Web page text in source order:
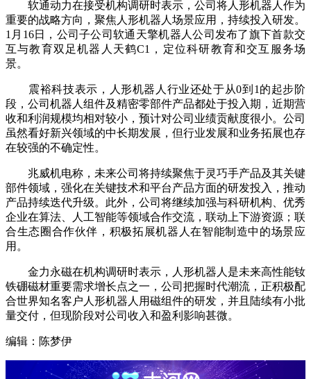
软通动力在接受机构调研时表示，公司将人形机器人作为
重要的战略方向，聚焦人形机器人场景应用，持续投入研发。
1月16日，公司子公司软通天擎机器人公司发布了旗下首款交
互与教育双足机器人天鹤C1，定位科研教育和交互服务场
景。
震裕科技表示，人形机器人行业还处于从0到1的起步阶
段，公司机器人组件及精密零部件产品都处于投入期，近期营
收和利润规模均相对较小，预计对公司业绩贡献度很小。公司
虽然看好新兴领域的中长期发展，但行业发展和业务拓展也存
在较强的不确定性。
兆威机电称，未来公司将持续聚焦于灵巧手产品及其关键
部件领域，强化在关键技术和平台产品方面的研发投入，推动
产品持续迭代升级。此外，公司将继续加强与科研机构、优秀
企业在算法、人工智能等领域合作交流，联动上下游资源；联
合生态圈合作伙伴，积极拓展机器人在智能制造中的场景应
用。
金力永磁在机构调研时表示，人形机器人是未来高性能钕
铁硼磁材重要需求增长点之一，公司把握时代潮流，正积极配
合世界知名客户人形机器人用磁组件的研发，并且陆续有小批
量交付，但现阶段对公司收入和盈利影响甚微。
编辑：陈梦伊